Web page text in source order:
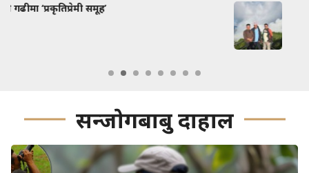
नूनले स्वागत !
सन्जाेगबाबु दाहाल